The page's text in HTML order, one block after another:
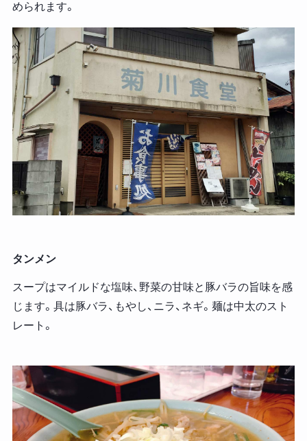
められます。
タンメン
スープはマイルドな塩味、野菜の甘味と豚バラの旨味を感
じます。具は豚バラ、もやし、ニラ、ネギ。麺は中太のスト
レート。